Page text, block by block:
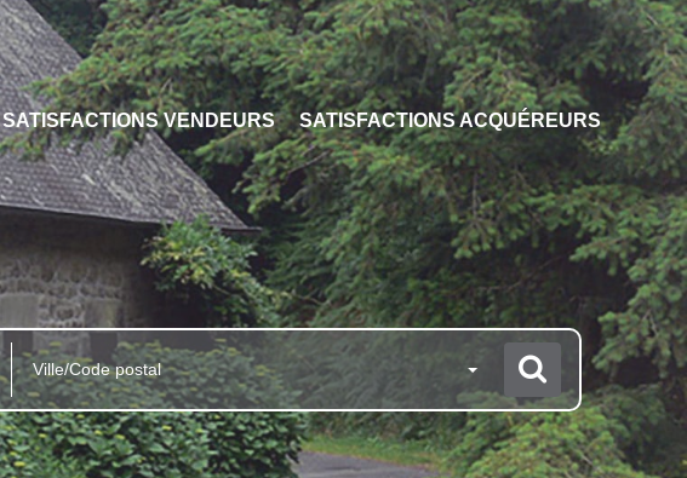
SATISFACTIONS VENDEURS SATISFACTIONS ACQUÉREURS
Ville/Code postal